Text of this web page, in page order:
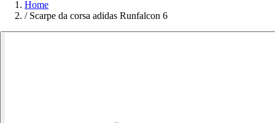
Home
/ Scarpe da corsa adidas Runfalcon 6